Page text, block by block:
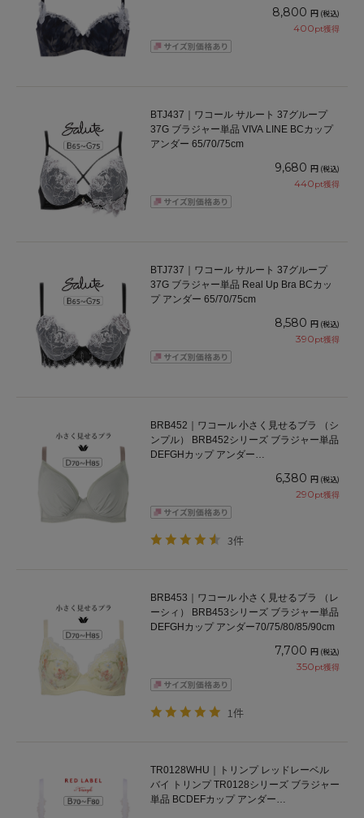
8,800 円 (税込)
400pt獲得
BTJ437｜ワコール サルート 37グループ
37G ブラジャー単品 VIVA LINE BCカップ
アンダー 65/70/75cm
9,680 円 (税込)
440pt獲得
BTJ737｜ワコール サルート 37グループ
37G ブラジャー単品 Real Up Bra BCカッ
プ アンダー 65/70/75cm
8,580 円 (税込)
390pt獲得
BRB452｜ワコール 小さく見せるブラ （シ
ンプル） BRB452シリーズ ブラジャー単品
DEFGHカップ アンダー
6,380 円 (税込)
290pt獲得
3件
BRB453｜ワコール 小さく見せるブラ （レ
ーシィ） BRB453シリーズ ブラジャー単品
DEFGHカップ アンダー70/75/80/85/90cm
7,700 円 (税込)
350pt獲得
1件
TR0128WHU｜トリンプ レッドレーベル
バイ トリンプ TR0128シリーズ ブラジャー
単品 BCDEFカップ アンダー